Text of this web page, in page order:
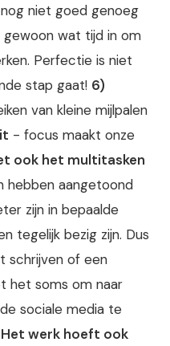
niet goed genoeg
gewoon wat tijd in om
Perfectie is niet
stap gaat! 6)
van kleine mijlpalen
- focus maakt onze
ook het multitasken
hebben aangetoond
zijn in bepaalde
tegelijk bezig zijn. Dus
schrijven of een
het soms om naar
sociale media te
werk hoeft ook